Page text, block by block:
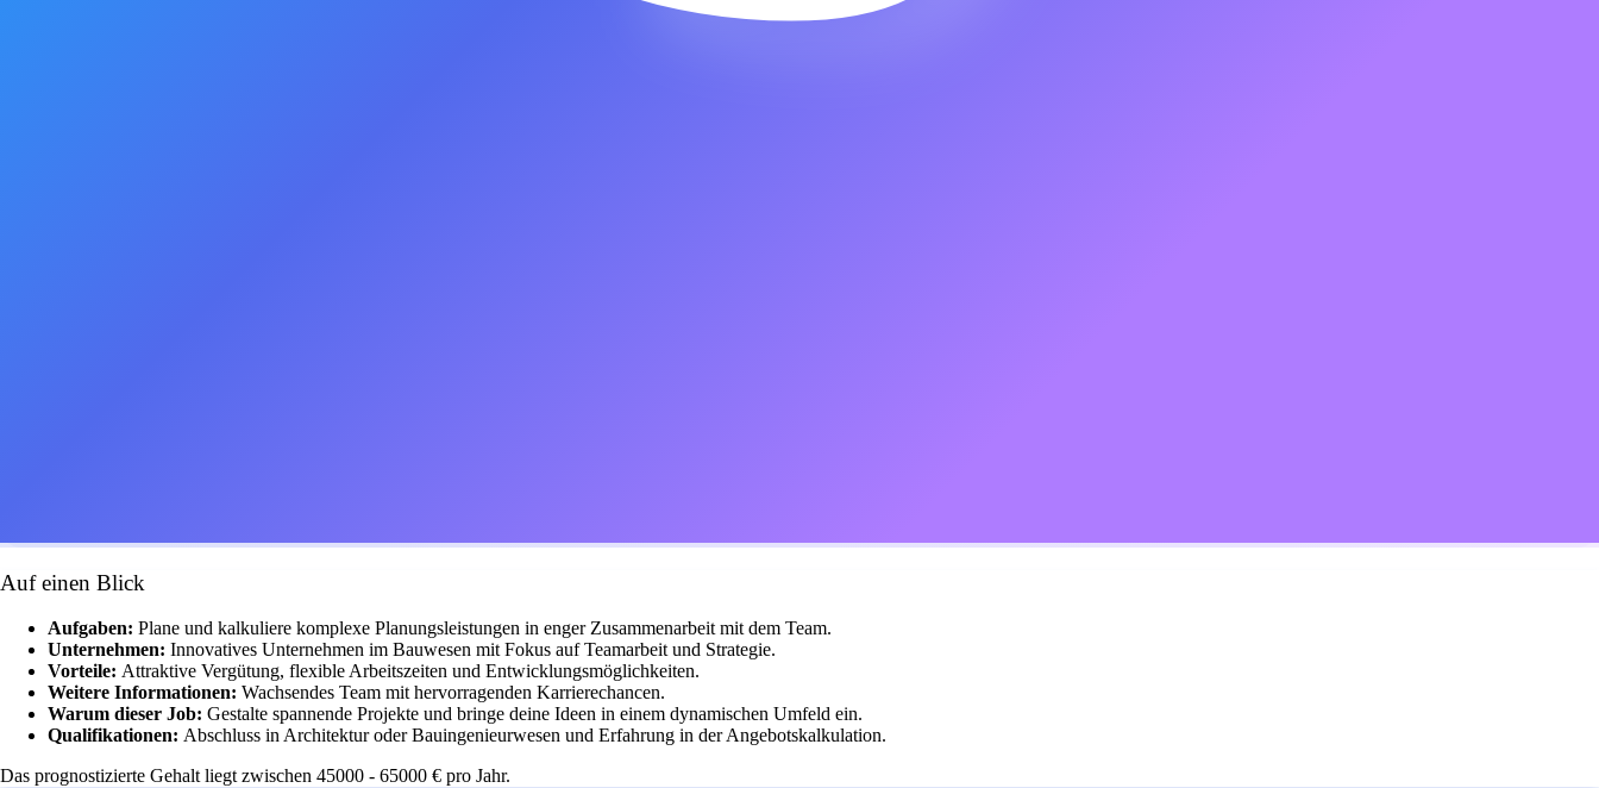
Auf einen Blick
Aufgaben: Plane und kalkuliere komplexe Planungsleistungen in enger Zusammenarbeit mit dem Team.
Unternehmen: Innovatives Unternehmen im Bauwesen mit Fokus auf Teamarbeit und Strategie.
Vorteile: Attraktive Vergütung, flexible Arbeitszeiten und Entwicklungsmöglichkeiten.
Weitere Informationen: Wachsendes Team mit hervorragenden Karrierechancen.
Warum dieser Job: Gestalte spannende Projekte und bringe deine Ideen in einem dynamischen Umfeld ein.
Qualifikationen: Abschluss in Architektur oder Bauingenieurwesen und Erfahrung in der Angebotskalkulation.
Das prognostizierte Gehalt liegt zwischen 45000 - 65000 € pro Jahr.